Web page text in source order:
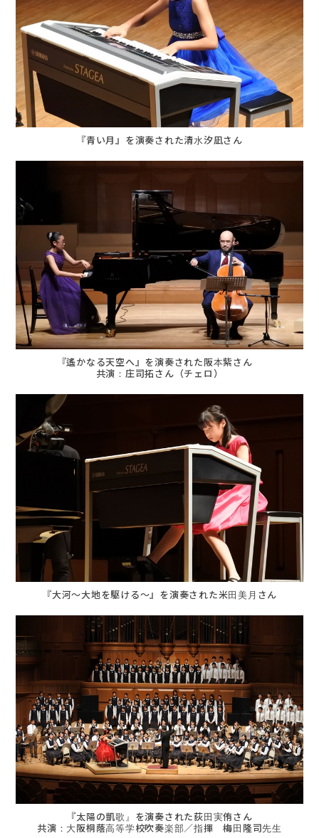
『青い月』を演奏された清水汐凪さん
『遙かなる天空へ』を演奏された阪本紫さん
共演：庄司拓さん（チェロ）
『大河～大地を駆ける～』を演奏された米田美月さん
『太陽の凱歌』を演奏された荻田実侑さん
共演：大阪桐蔭高等学校吹奏楽部／指揮 梅田隆司先生